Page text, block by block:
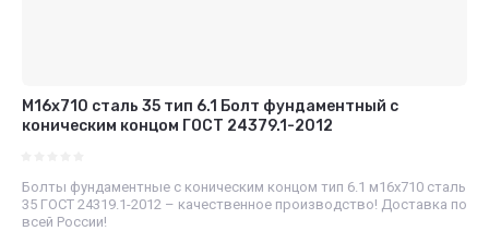
М16х710 сталь 35 тип 6.1 Болт фундаментный с
коническим концом ГОСТ 24379.1-2012
Болты фундаментные с коническим концом тип 6.1 м16х710 сталь
35 ГОСТ 24319.1-2012 – качественное производство! Доставка по
всей России!